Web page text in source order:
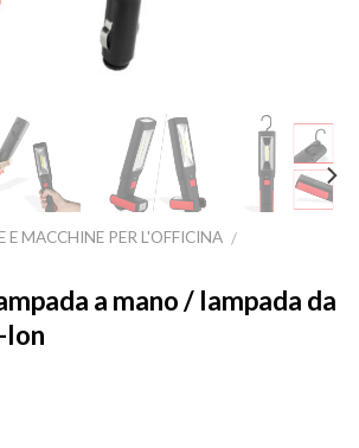
E MACCHINE PER L'OFFICINA /
a mano / lampada da
Ion